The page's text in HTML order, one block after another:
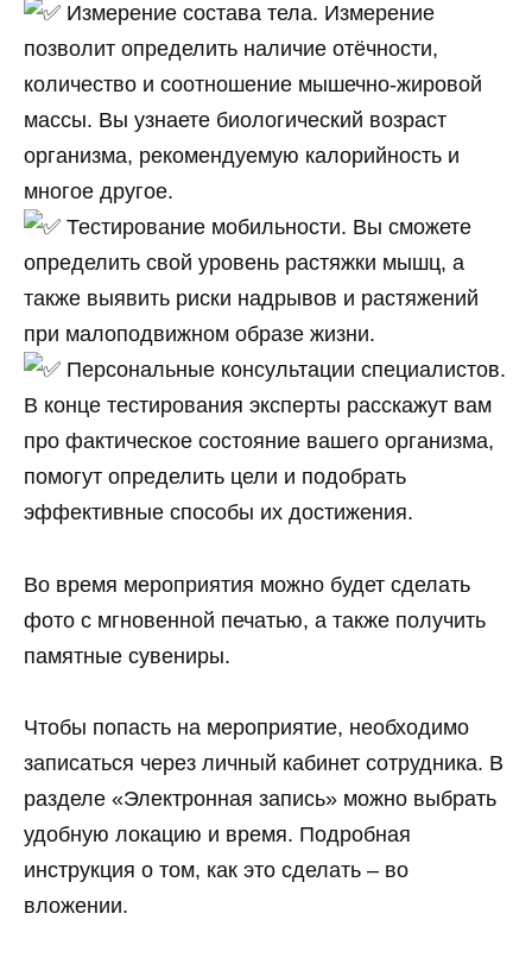
Измерение состава тела. Измерение
позволит определить наличие отёчности,
количество и соотношение мышечно-жировой
массы. Вы узнаете биологический возраст
организма, рекомендуемую калорийность и
многое другое.
Тестирование мобильности. Вы сможете
определить свой уровень растяжки мышц, а
также выявить риски надрывов и растяжений
при малоподвижном образе жизни.
Персональные консультации специалистов.
В конце тестирования эксперты расскажут вам
про фактическое состояние вашего организма,
помогут определить цели и подобрать
эффективные способы их достижения.
Во время мероприятия можно будет сделать
фото с мгновенной печатью, а также получить
памятные сувениры.
Чтобы попасть на мероприятие, необходимо
записаться через личный кабинет сотрудника. В
разделе «Электронная запись» можно выбрать
удобную локацию и время. Подробная
инструкция о том, как это сделать – во
вложении.